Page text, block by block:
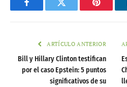
FacebookTwitter
ARTÍCULO ANTERIOR
Bill y Hillary Clinton testifican
por el caso Epstein: 5 puntos
significativos de su